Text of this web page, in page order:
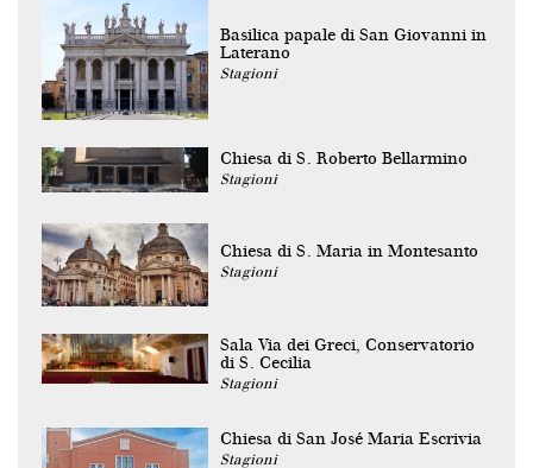
Basilica papale di San Giovanni in
Laterano
Stagioni
Chiesa di S. Roberto Bellarmino
Stagioni
Chiesa di S. Maria in Montesanto
Stagioni
Sala Via dei Greci, Conservatorio
di S. Cecilia
Stagioni
Chiesa di San José Maria Escrivia
Stagioni